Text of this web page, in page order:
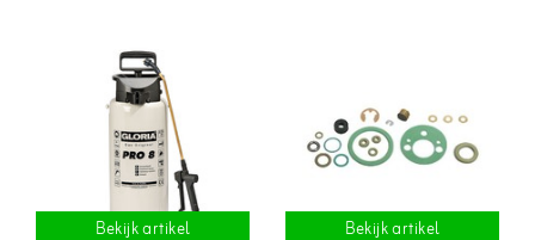
Bekijk artikel Bekijk artikel